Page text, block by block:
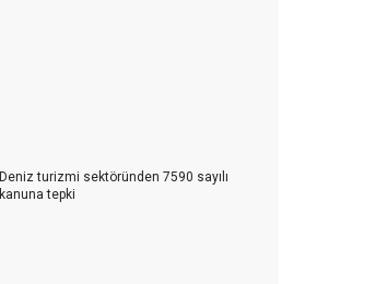
Deniz turizmi sektöründen 7590 sayılı
kanuna tepki